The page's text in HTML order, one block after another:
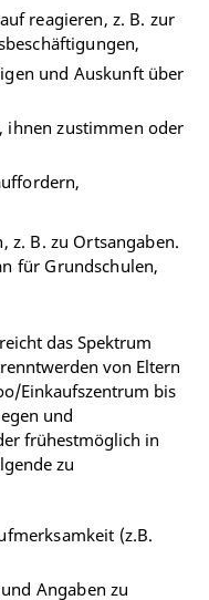
reagieren, z. B. zur
und Auskunft über
ihnen zustimmen oder
z. B. zu Ortsangaben.
für Grundschulen,
das Spektrum
von Eltern
Einkaufszentrum bis
und
frühestmöglich in
zu
(z.B.
Angaben zu